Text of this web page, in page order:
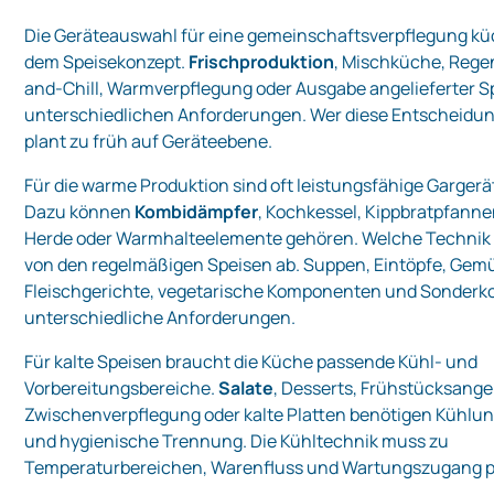
Die Geräteauswahl für eine gemeinschaftsverpflegung
dem Speisekonzept. Frischproduktion, Mischküche,
and-Chill, Warmverpflegung oder Ausgabe angelieferter
unterschiedlichen Anforderungen. Wer diese
plant zu früh auf Geräteebene.
Für die warme Produktion sind oft leistungsfähige
Dazu können Kombidämpfer, Kochkessel,
Herde oder Warmhalteelemente gehören. Welche
von den regelmäßigen Speisen ab. Suppen, Eintöpfe,
Fleischgerichte, vegetarische Komponenten und
unterschiedliche Anforderungen.
Für kalte Speisen braucht die Küche passende Kühl- und
Vorbereitungsbereiche.Salate, Desserts,
Zwischenverpflegung oder kalte Platten benötigen
und hygienische Trennung. Die Kühltechnik muss zu
Temperaturbereichen, Warenfluss und Wartungszugang